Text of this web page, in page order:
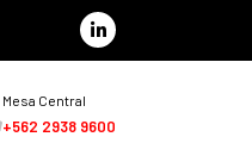
Mesa Central
+562 2938 9600